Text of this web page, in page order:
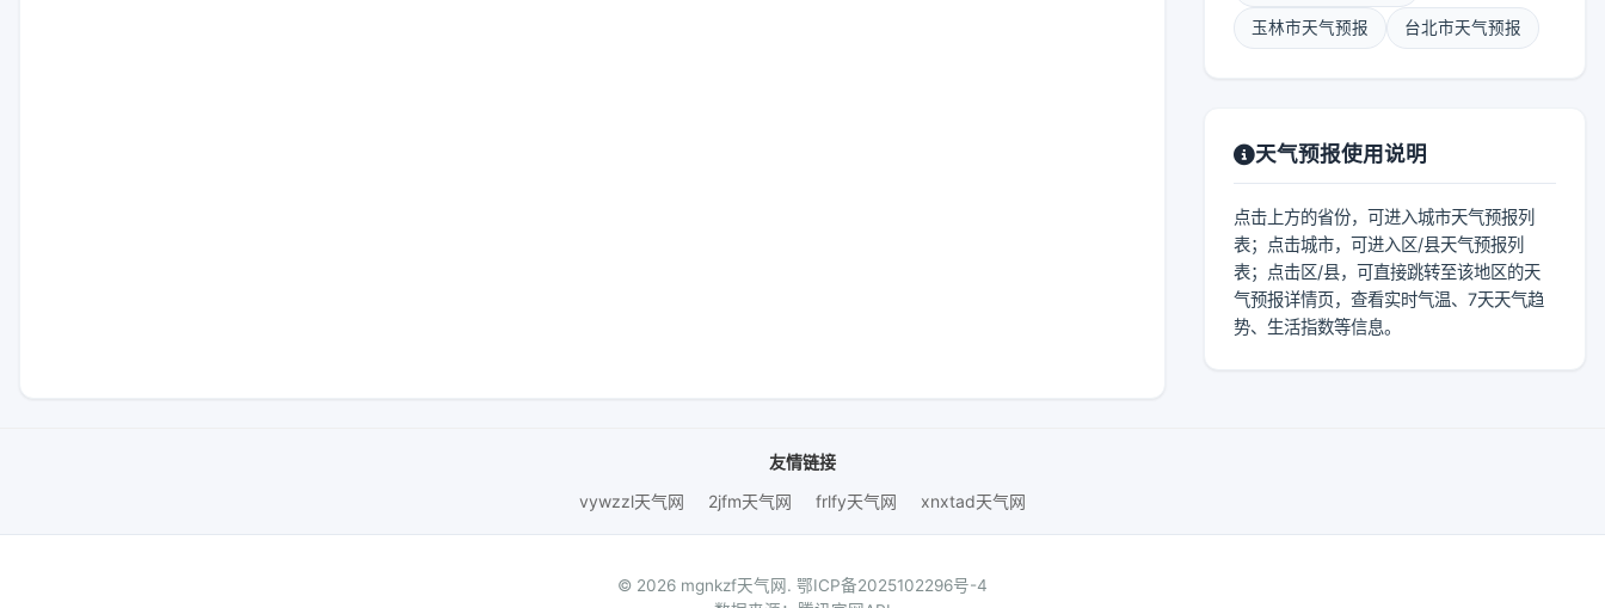
玉林市天气预报 台北市天气预报
天气预报使用说明
点击上方的省份，可进入城市天气预报列
表；点击城市，可进入区/县天气预报列
表；点击区/县，可直接跳转至该地区的天
气预报详情页，查看实时气温、7天天气趋
势、生活指数等信息。
友情链接
vywzzl天气网
2jfm天气网 frlfy天气网 xnxtad天气网
© 2026 mgnkzf天气网. 鄂ICP备2025102296号-4